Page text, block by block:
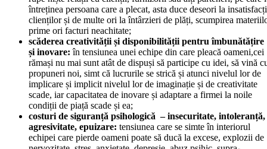
întreținea persoana care a plecat, asta duce deseori la
clienților și de multe ori la întârzieri de plăți, scumpirea
prime ori facturi neachitate;
scăderea creativității și disponibilității pentru îmbunătățire
și inovare:în tensiunea unei echipe din care pleacă oameni,cei
rămași nu mai sunt atât de dispuși să participe cu idei, să vină
propuneri noi, simt că lucrurile se strică și atunci nivelul lor de
implicare și implicit nivelul lor de imaginație și de creativitate
scade, iar capacitatea de inovare și adaptare a firmei la noile
condiții de piață scade și ea;
costuri de siguranță psihologică – insecuritate, intoleranță,
agresivitate, epuizare: tensiunea care se simte în interiorul
echipei care pierde oameni poate să ducă la excese, explozii de